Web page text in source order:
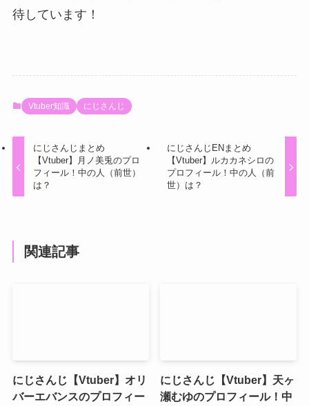
待しています！
Vtuber知識 にじさんじ
にじさんじまとめ
【Vtuber】月ノ美兎のプロ
フィール！中の人（前世）
は？
にじさんじENまとめ
【Vtuber】ルカカネシロの
プロフィール！中の人（前
世）は？
関連記事
にじさんじ【Vtuber】オリ
バーエバンスのプロフィー
にじさんじ【Vtuber】天ヶ
瀬むゆのプロフィール！中